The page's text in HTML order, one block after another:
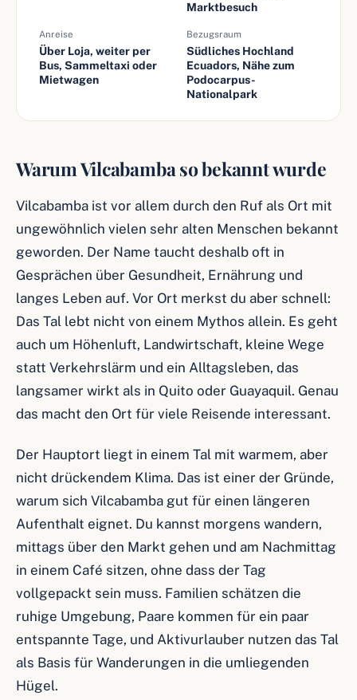
Marktbesuch
Anreise
Über Loja, weiter per
Bus, Sammeltaxi oder
Mietwagen
Bezugsraum
Südliches Hochland
Ecuadors, Nähe zum
Podocarpus-
Nationalpark
Warum Vilcabamba so bekannt wurde
Vilcabamba ist vor allem durch den Ruf als Ort mit
ungewöhnlich vielen sehr alten Menschen bekannt
geworden. Der Name taucht deshalb oft in
Gesprächen über Gesundheit, Ernährung und
langes Leben auf. Vor Ort merkst du aber schnell:
Das Tal lebt nicht von einem Mythos allein. Es geht
auch um Höhenluft, Landwirtschaft, kleine Wege
statt Verkehrslärm und ein Alltagsleben, das
langsamer wirkt als in Quito oder Guayaquil. Genau
das macht den Ort für viele Reisende interessant.
Der Hauptort liegt in einem Tal mit warmem, aber
nicht drückendem Klima. Das ist einer der Gründe,
warum sich Vilcabamba gut für einen längeren
Aufenthalt eignet. Du kannst morgens wandern,
mittags über den Markt gehen und am Nachmittag
in einem Café sitzen, ohne dass der Tag
vollgepackt sein muss. Familien schätzen die
ruhige Umgebung, Paare kommen für ein paar
entspannte Tage, und Aktivurlauber nutzen das Tal
als Basis für Wanderungen in die umliegenden
Hügel.